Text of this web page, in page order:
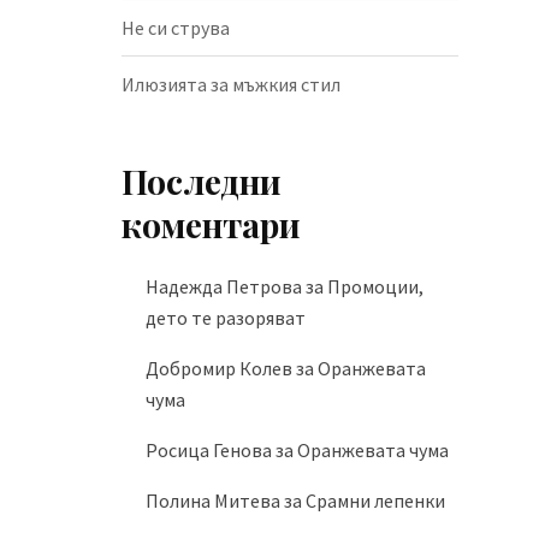
Не си струва
Илюзията за мъжкия стил
Последни
коментари
Надежда Петрова за Промоции,
дето те разоряват
Добромир Колев за Оранжевата
чума
Росица Генова за Оранжевата чума
Полина Митева за Срамни лепенки